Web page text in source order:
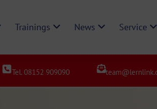
Trainings News Service
Tel. 08152 909090